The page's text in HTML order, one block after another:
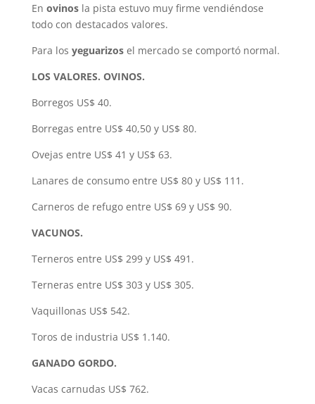
En ovinosla pista estuvo muy firme vendiéndose
todo con destacados valores.
Para los yeguarizosel mercado se comportó normal.
LOS VALORES. OVINOS.
Borregos US$ 40.
Borregas entre US$ 40,50 y US$ 80.
Ovejas entre US$ 41 y US$ 63.
Lanares de consumo entre US$ 80 y US$ 111.
Carneros de refugo entre US$ 69 y US$ 90.
VACUNOS.
Terneros entre US$ 299 y US$ 491.
Terneras entre US$ 303 y US$ 305.
Vaquillonas US$ 542.
Toros de industria US$ 1.140.
GANADO GORDO.
Vacas carnudas US$ 762.